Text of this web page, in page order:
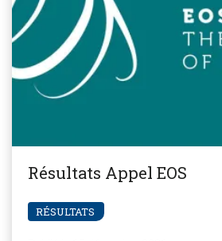
Résultats Appel EOS
RÉSULTATS